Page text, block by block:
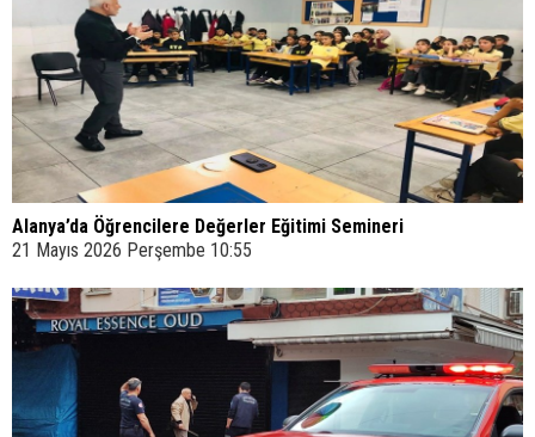
Alanya’da Öğrencilere Değerler Eğitimi Semineri
21 Mayıs 2026 Perşembe 10:55